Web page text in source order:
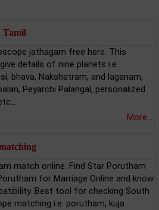
Tamil
jathagam free here. This
details of nine planets i.e.
bhava, Nakshatram, and laganam,
Peyarchi Palangal, personalized
More...
match online. Find Star Porutham
for Marriage Online and know
Best tool for checking South
matching i.e. porutham, kuja